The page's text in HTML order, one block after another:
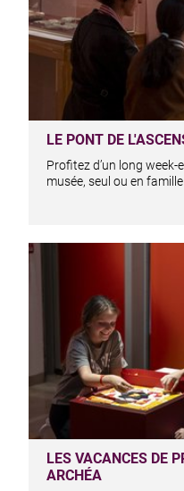
LE PONT DE
Profitez d’un long
musée, seul ou en famille
LES VACANCES DE
ARCHÉA